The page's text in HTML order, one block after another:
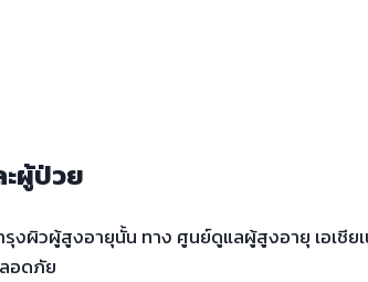
ผู้ป่วย
ผิวผู้สูงอายุนั้น ทาง ศูนย์ดูแลผู้สูงอายุ เอเชี
อดภัย